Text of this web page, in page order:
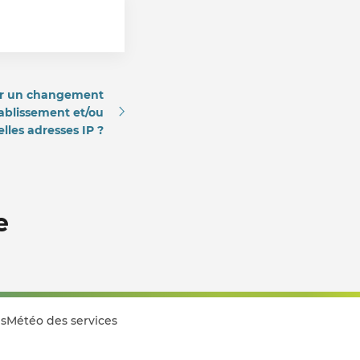
un changement
et/ou
adresses IP ?
Météo des services